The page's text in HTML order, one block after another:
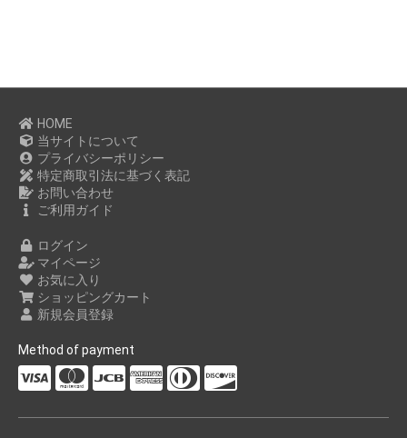
HOME
当サイトについて
プライバシーポリシー
特定商取引法に基づく表記
お問い合わせ
ご利用ガイド
ログイン
マイページ
お気に入り
ショッピングカート
新規会員登録
Method of payment